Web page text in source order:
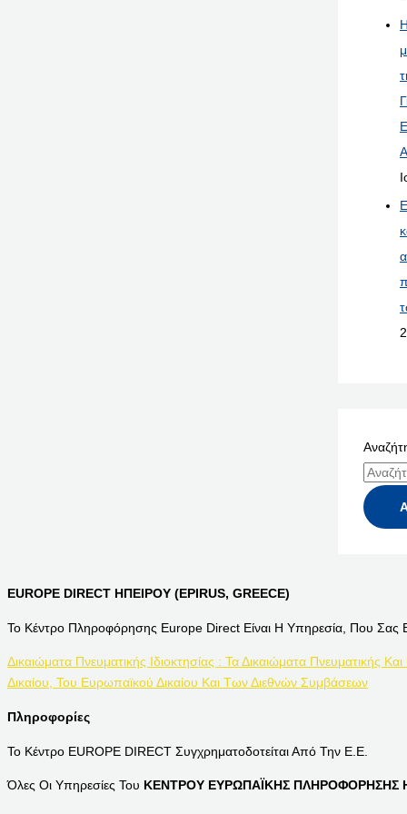
EUROPE DIRECT ΗΠΕΙΡΟΥ (EPIRUS, GREECE)
Το Κέντρο Πληροφόρησης Europe Direct Είναι Η Υπηρεσία, Που Σας
Δικαιώματα Πνευματικής Ιδιοκτησίας : Τα Δικαιώματα Πνευματικής
Δικαίου, Του Ευρωπαϊκού Δικαίου Και Των Διεθνών Συμβάσεων
Πληροφορίες
Το Κέντρο EUROPE DIRECT Συγχρηματοδοτείται Από Την Ε.Ε.
Όλες Οι Υπηρεσίες Του ΚΕΝΤΡΟΥ ΕΥΡΩΠΑΪΚΗΣ ΠΛΗΡΟΦΟΡΗΣΗΣ